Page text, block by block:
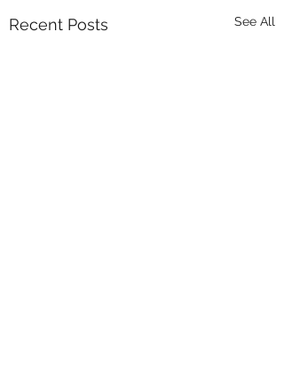
Recent Posts See All